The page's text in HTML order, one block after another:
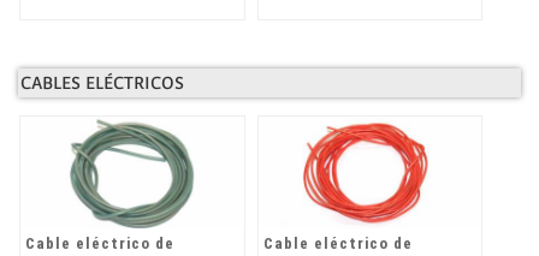
CABLES ELÉCTRICOS
Cable eléctrico de
Cable eléctrico de